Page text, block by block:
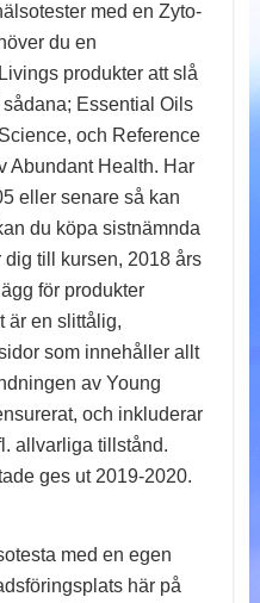
med en Zyto-
du en
produkter att slå
Essential Oils
och Reference
Abundant Health. Har
eller senare så kan
du köpa sistnämnda
till kursen, 2018 års
för produkter
är en slittålig,
som innehåller allt
av Young
och inkluderar
allvarliga tillstånd.
ges ut 2019-2020.
med en egen
här på